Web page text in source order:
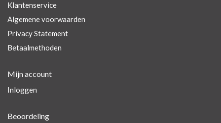
Klantenservice
Algemene voorwaarden
Privacy Statement
Betaalmethoden
Mijn account
Inloggen
Beoordeling